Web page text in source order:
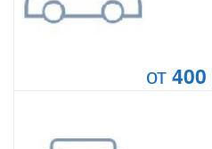
от400